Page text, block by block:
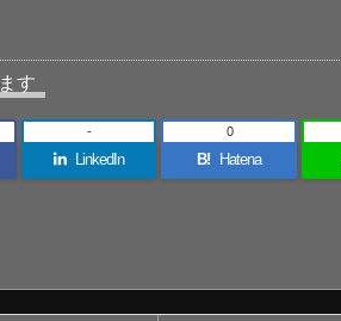
す
LinkedIn
-
B! Hatena
0